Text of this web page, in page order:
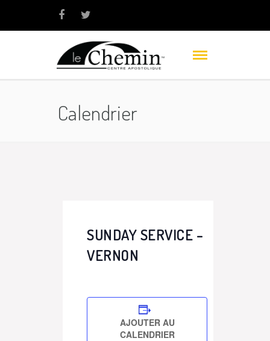
Calendrier
SUNDAY SERVICE –
VERNON
AJOUTER AU
CALENDRIER